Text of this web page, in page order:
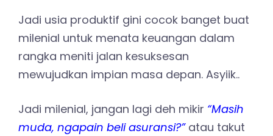
Jadi usia produktif gini cocok banget buat
milenial untuk menata keuangan dalam
rangka meniti jalan kesuksesan
mewujudkan impian masa depan. Asyiik..
Jadi milenial, jangan lagi deh mikir “Masih
muda, ngapain beli asuransi?”atau takut